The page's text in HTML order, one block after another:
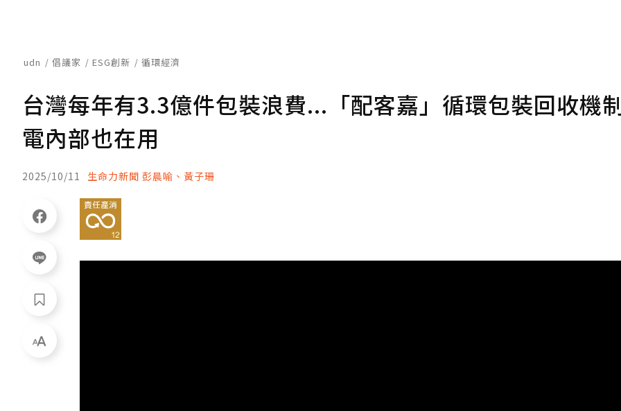
udn 倡議家 ESG創新 循環經濟
台灣每年有3.3億件包裝浪費...「配客嘉」循環包裝回收機
電內部也在用
2025/10/11 生命力新聞 彭晨喻、黃子珊